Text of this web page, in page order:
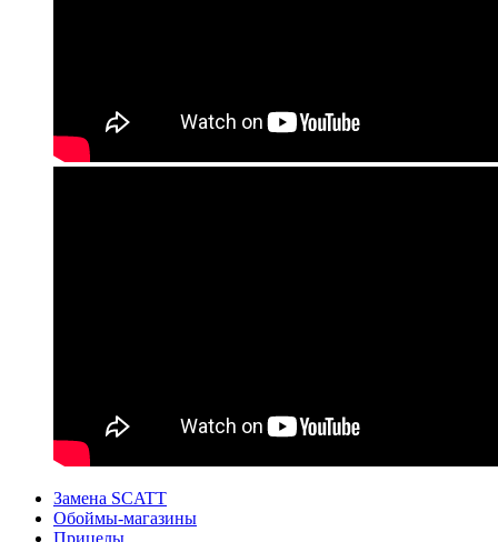
Замена SCATT
Обоймы-магазины
Прицелы